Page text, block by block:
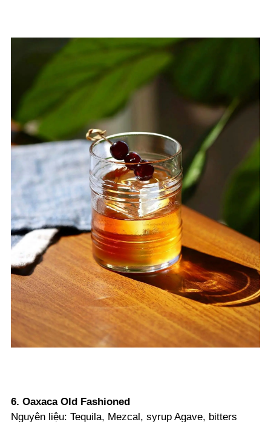
6. Oaxaca Old Fashioned
Nguyên liệu: Tequila, Mezcal, syrup Agave, bitters